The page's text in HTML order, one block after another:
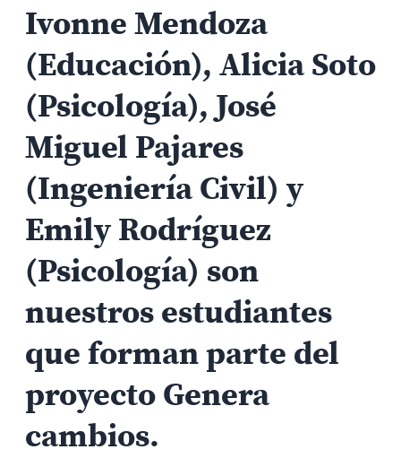
Ivonne Mendoza
(Educación), Alicia Soto
(Psicología), José
Miguel Pajares
(Ingeniería Civil) y
Emily Rodríguez
(Psicología) son
nuestros estudiantes
que forman parte del
proyecto Genera
cambios.